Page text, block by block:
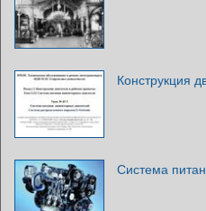
Конструкция
Система